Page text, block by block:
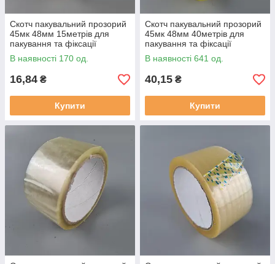
Скотч пакувальний прозорий
45мк 48мм 15метрів для
пакування та фіксації
В наявності 170 од.
16,84 ₴
Купити
Скотч пакувальний прозорий
45мк 48мм 40метрів для
пакування та фіксації
В наявності 641 од.
40,15 ₴
Купити